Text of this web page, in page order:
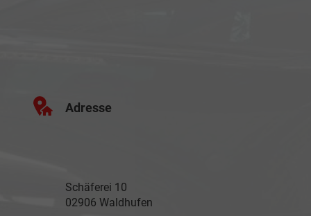
Adresse
Schäferei 10
02906 Waldhufen